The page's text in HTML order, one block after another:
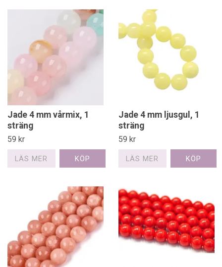
Jade 4 mm vårmix, 1
sträng
59 kr
LÄS MER
Jade 4 mm ljusgul, 1
sträng
59 kr
LÄS MER